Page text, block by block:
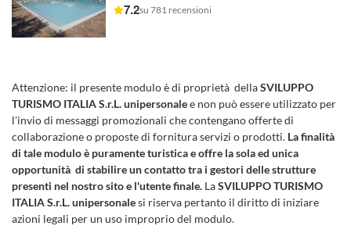
7.2su 781 recensioni
Attenzione: il presente modulo è di proprietà dellaSVILUPPO
TURISMO ITALIA S.r.L. unipersonalee non può essere utilizzato per
l'invio di messaggi promozionali che contengano offerte di
collaborazione o proposte di fornitura servizi o prodotti. La finalità
di tale modulo è puramente turistica e offre la sola ed unica
opportunità di stabilire un contatto tra i gestori delle strutture
presenti nel nostro sito e l'utente finale. LaSVILUPPO TURISMO
ITALIA S.r.L. unipersonalesi riserva pertanto il diritto di iniziare
azioni legali per un uso improprio del modulo.